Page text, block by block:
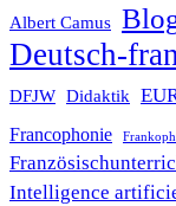
Albert Camus
Deutsch-
DFJW Didaktik
Francophonie
Intelligence